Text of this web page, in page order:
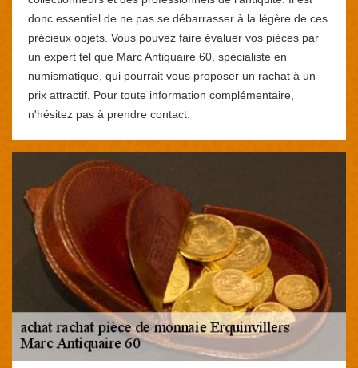
donc essentiel de ne pas se débarrasser à la légère de ces
précieux objets. Vous pouvez faire évaluer vos pièces par
un expert tel que Marc Antiquaire 60, spécialiste en
numismatique, qui pourrait vous proposer un rachat à un
prix attractif. Pour toute information complémentaire,
n'hésitez pas à prendre contact.